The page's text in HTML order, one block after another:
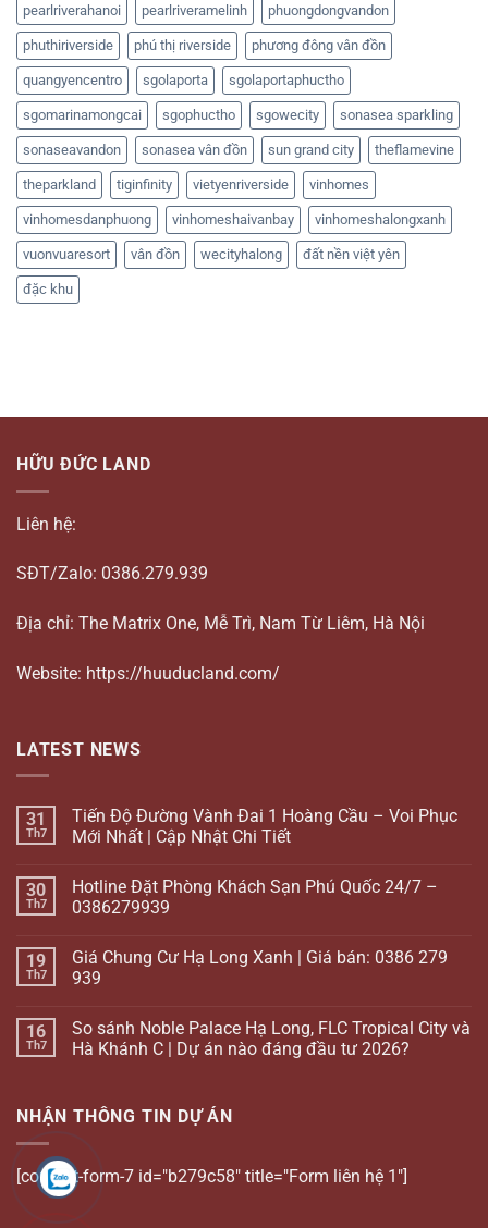
pearlriverahanoi pearlriveramelinh phuongdongvandon
phuthiriverside phú thị riverside phương đông vân đồn
quangyencentro sgolaporta sgolaportaphuctho
sgomarinamongcai sgophuctho sgowecity sonasea sparkling
sonaseavandon sonasea vân đồn sun grand city theflamevine
theparkland tiginfinity vietyenriverside vinhomes
vinhomesdanphuong vinhomeshaivanbay vinhomeshalongxanh
vuonvuaresort vân đồn wecityhalong đất nền việt yên
đặc khu
HỮU ĐỨC LAND
Liên hệ:
SĐT/Zalo: 0386.279.939
Địa chỉ: The Matrix One, Mễ Trì, Nam Từ Liêm, Hà Nội
Website: https://huuducland.com/
LATEST NEWS
31
Th7
Tiến Độ Đường Vành Đai 1 Hoàng Cầu – Voi Phục
Mới Nhất | Cập Nhật Chi Tiết
30
Th7
Hotline Đặt Phòng Khách Sạn Phú Quốc 24/7 –
0386279939
19
Th7
Giá Chung Cư Hạ Long Xanh | Giá bán: 0386 279
939
16
Th7
So sánh Noble Palace Hạ Long, FLC Tropical City và
Hà Khánh C | Dự án nào đáng đầu tư 2026?
NHẬN THÔNG TIN DỰ ÁN
[contact-form-7 id="b279c58" title="Form liên hệ 1"]